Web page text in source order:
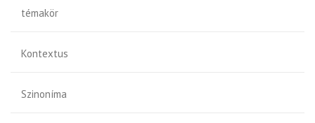
témakör
Kontextus
Szinoníma